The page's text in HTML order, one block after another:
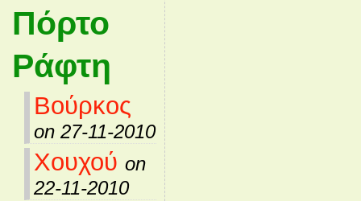
Πόρτο
Ράφτη
Βούρκος
on 27-11-2010
Χουχού on
22-11-2010